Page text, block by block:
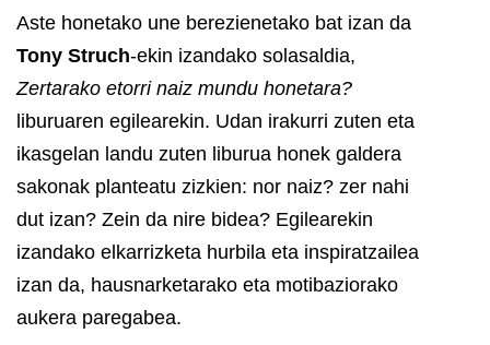
Aste honetako une berezienetako bat izan da
Tony Struch-ekin izandako solasaldia,
Zertarako etorri naiz mundu honetara?
liburuaren egilearekin. Udan irakurri zuten eta
ikasgelan landu zuten liburua honek galdera
sakonak planteatu zizkien: nor naiz? zer nahi
dut izan? Zein da nire bidea? Egilearekin
izandako elkarrizketa hurbila eta inspiratzailea
izan da, hausnarketarako eta motibaziorako
aukera paregabea.